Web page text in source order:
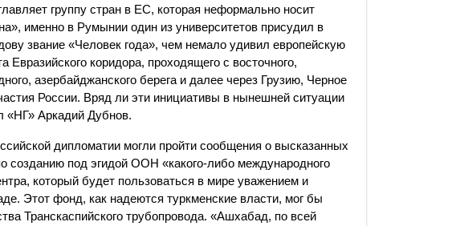
группу стран в ЕС, которая неформально носит
именно в Румынии один из университетов присудил в
звание «Человек года», чем немало удивил европейскую
Евразийского коридора, проходящего с восточного,
азербайджанского берега и далее через Грузию, Черное
России. Вряд ли эти инициативы в нынешней ситуации
«НГ» Аркадий Дубнов.
дипломатии могли пройти сообщения о высказанных
созданию под эгидой ООН «какого-либо международного
который будет пользоваться в мире уважением и
Этот фонд, как надеются туркменские власти, мог бы
Транскаспийского трубопровода. «Ашхабад, по всей